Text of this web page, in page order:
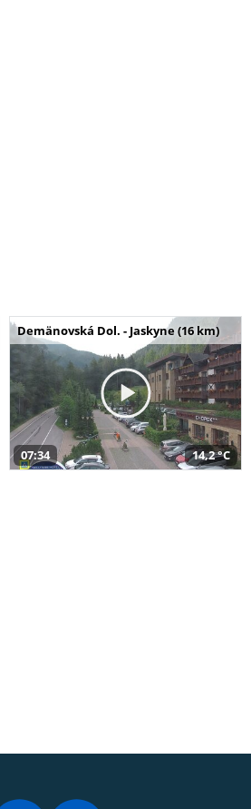
Demänovská Dol. - Jaskyne (16 km)
07:34 14,2 °C